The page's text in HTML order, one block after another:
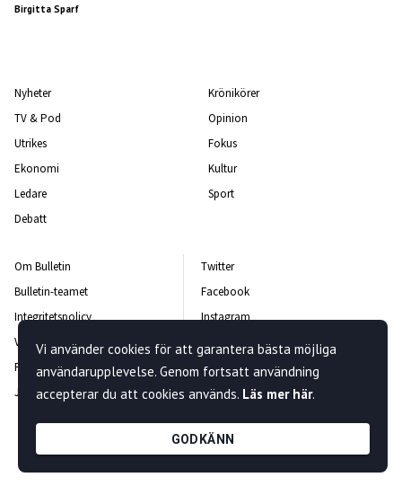
Birgitta Sparf
Nyheter
TV & Pod
Utrikes
Ekonomi
Ledare
Debatt
Krönikörer
Opinion
Fokus
Kultur
Sport
Om Bulletin
Bulletin-teamet
Integritetspolicy
Vanliga frågor och svar
Rättelsepolicy
Jobba hos oss
Twitter
Facebook
Instagram
Kontakta oss
Nyhetsbrev
Vi använder cookies för att garantera bästa möjliga
användarupplevelse. Genom fortsatt användning
accepterar du att cookies används. Läs mer här.
GODKÄNN